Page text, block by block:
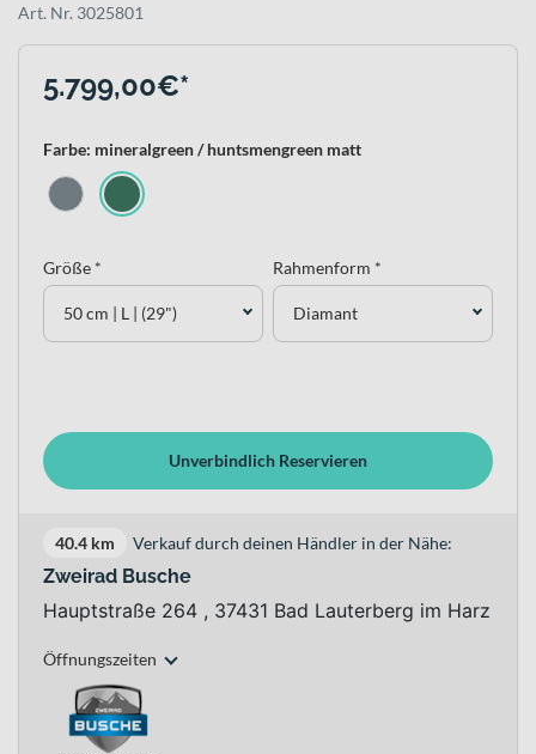
Art. Nr. 3025801
5.799,00€*
Farbe: mineralgreen / huntsmengreen matt
Größe *
50 cm | L | (29")
Rahmenform *
Diamant
Unverbindlich Reservieren
40.4 km Verkauf durch deinen Händler in der Nähe:
Zweirad Busche
Hauptstraße 264 , 37431 Bad Lauterberg im Harz
Öffnungszeiten